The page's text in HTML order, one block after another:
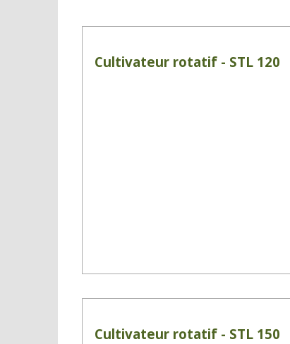
Cultivateur rotatif - STL 120
Cultivateur rotatif - STL 150